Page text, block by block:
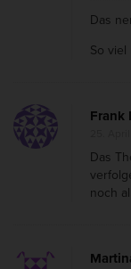
Das
So viel
Frank
Das
noch